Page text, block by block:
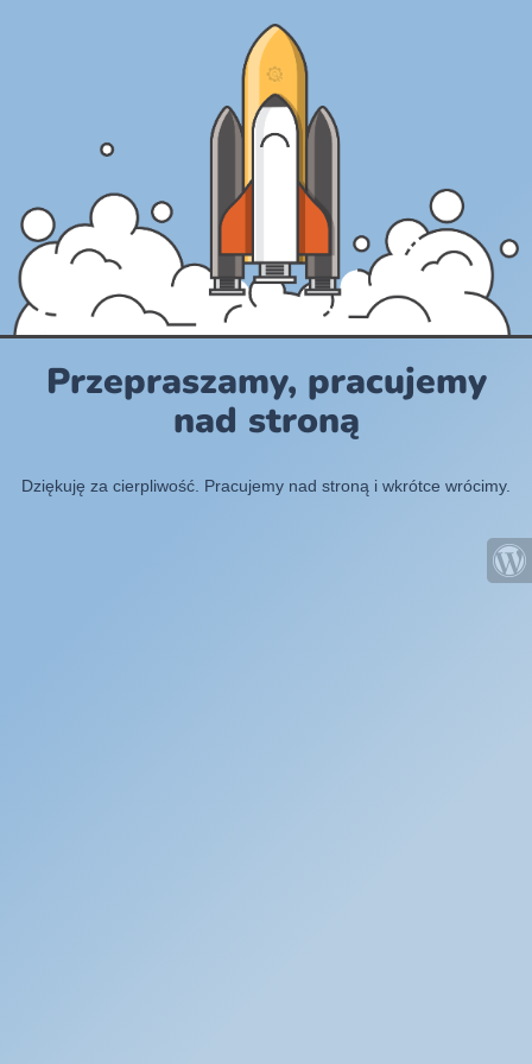
Przepraszamy, pracujemy
nad stroną
Dziękuję za cierpliwość. Pracujemy nad stroną i wkrótce wrócimy.